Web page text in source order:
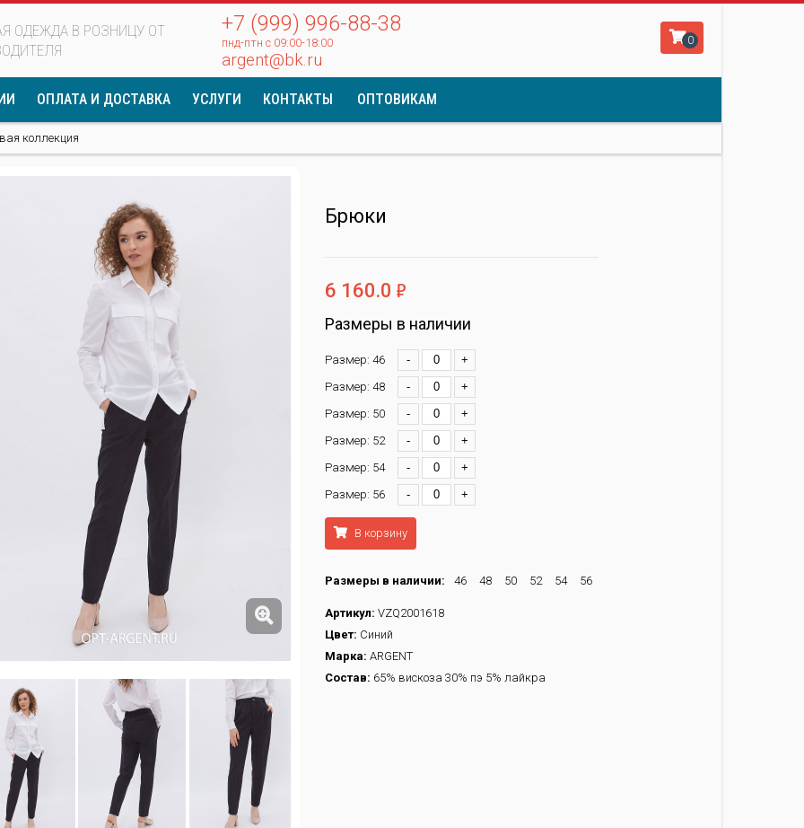
ОДЕЖДА В РОЗНИЦУ ОТ
+7 (999) 996-88-38
пнд-птн с 09:00-18:00
argent@bk.ru
0
ОПЛАТА И ДОСТАВКА УСЛУГИ КОНТАКТЫ ОПТОВИКАМ
коллекция
Брюки
6 160.0 ф
Размеры в наличии
Размер: 46 -
+
Размер: 48
-
+
Размер: 50
-
+
Размер: 52
-
+
Размер: 54
-
+
Размер: 56
- +
В корзину
Размеры в наличии: 46 48 50 52 54 56
Артикул: VZQ2001618
Цвет: Синий
Марка: ARGENT
Состав: 65% вискоза 30% пэ 5% лайкра